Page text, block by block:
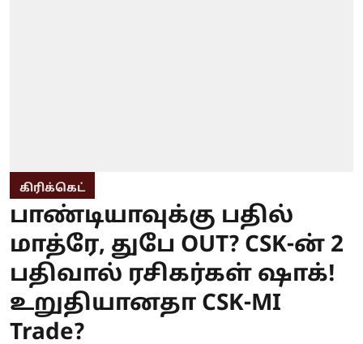
கிரிக்கெட்
பாண்டியாவுக்கு பதில்
மாத்ரே, துபே OUT? CSK-ன் 2
பதிவால் ரசிகர்கள் ஷாக்!
உறுதியானதா CSK-MI
Trade?